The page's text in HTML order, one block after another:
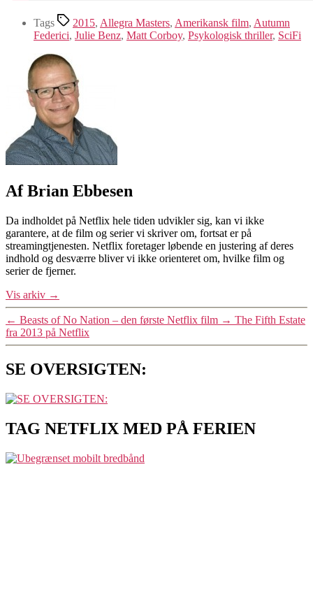
Tags 2015, Allegra Masters, Amerikansk film, Autumn
Federici, Julie Benz, Matt Corboy, Psykologisk thriller, SciFi
Af Brian Ebbesen
Da indholdet på Netflix hele tiden udvikler sig, kan vi ikke
garantere, at de film og serier vi skriver om, fortsat er på
streamingtjenesten. Netflix foretager løbende en justering af deres
indhold og desværre bliver vi ikke orienteret om, hvilke film og
serier de fjerner.
Vis arkiv →
← Beasts of No Nation – den første Netflix film → The Fifth Estate
fra 2013 på Netflix
SE OVERSIGTEN:
TAG NETFLIX MED PÅ FERIEN